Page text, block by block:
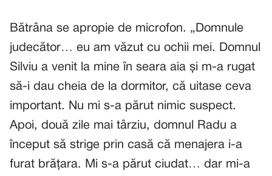
Bătrâna se apropie de microfon. „Domnule
judecător… eu am văzut cu ochii mei. Domnul
Silviu a venit la mine în seara aia și m-a rugat
să-i dau cheia de la dormitor, că uitase ceva
important. Nu mi s-a părut nimic suspect.
Apoi, două zile mai târziu, domnul Radu a
început să strige prin casă că menajera i-a
furat brățara. Mi s-a părut ciudat… dar mi-a